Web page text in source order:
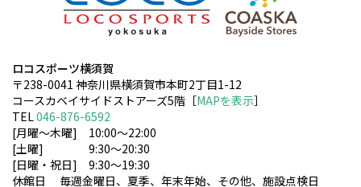
ロコスポーツ横須賀
〒238-0041 神奈川県横須賀市本町2丁目1-12
コースカベイサイドストアーズ5階［MAPを表示］
TEL046-876-6592
[月曜〜木曜] 10:00〜22:00
[土曜] 9:30〜20:30
[日曜・祝日] 9:30〜19:30
休館日 毎週金曜日、夏季、年末年始、その他、施設点検日